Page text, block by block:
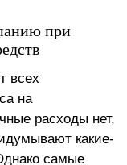
при
всех
на
расходы нет,
какие-
самые